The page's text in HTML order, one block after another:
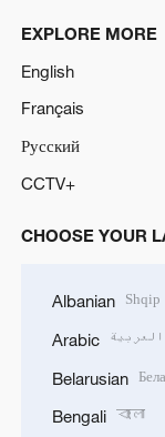
EXPLORE MORE
English
Français
Русский
CCTV+
CHOOSE YOUR
Albanian Shqip
Arabic العربية
Belarusian
Bengali বাংলা